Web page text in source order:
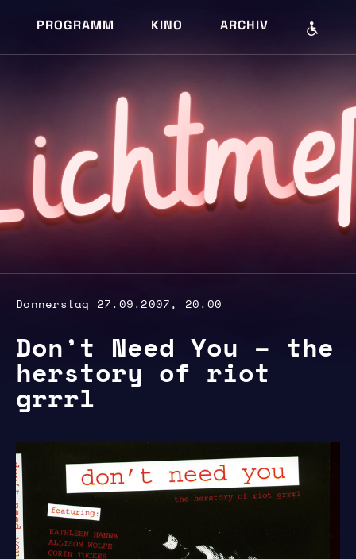
PROGRAMM KINO ARCHIV
ichtm
Donnerstag 27.09.2007, 20.00
Don’t Need You – the
herstory of riot
grrrl